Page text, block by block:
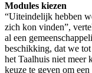
Modules kiezen
“Uiteindelijk hebben
zich kon vinden”,
al een
beschikking, dat we
het Taalhuis niet meer
keuze te geven om